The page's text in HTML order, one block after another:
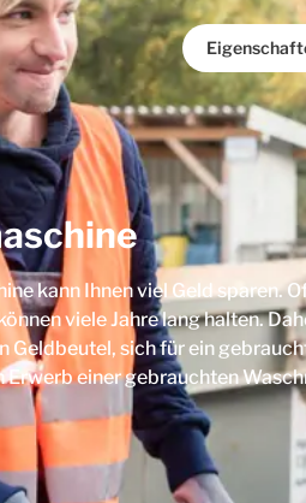
kann Ihnen viel Geld sparen.
viele Jahre lang halten.
sich für ein
Erwerb einer gebrauchten